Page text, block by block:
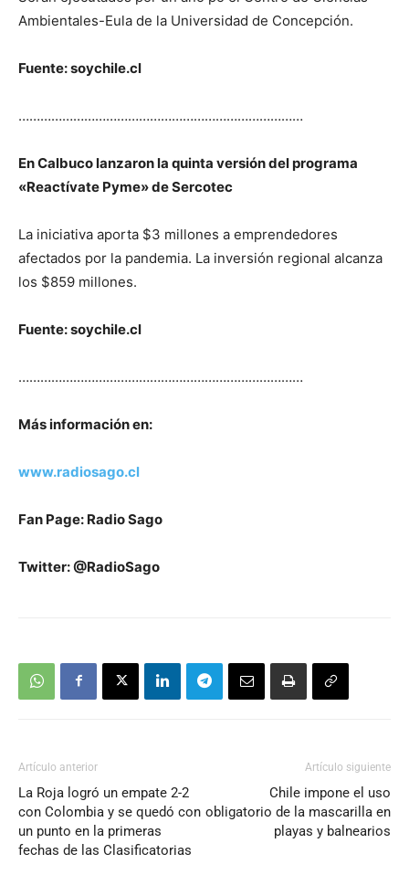
Ambientales-Eula de la Universidad de Concepción.
Fuente: soychile.cl
……………………………………………………………………
En Calbuco lanzaron la quinta versión del programa
«Reactívate Pyme» de Sercotec
La iniciativa aporta $3 millones a emprendedores
afectados por la pandemia. La inversión regional alcanza
los $859 millones.
Fuente: soychile.cl
……………………………………………………………………
Más información en:
www.radiosago.cl
Fan Page: Radio Sago
Twitter: @RadioSago
Artículo anterior
La Roja logró un empate 2-2
con Colombia y se quedó con
un punto en la primeras
fechas de las Clasificatorias
Artículo siguiente
Chile impone el uso
obligatorio de la mascarilla en
playas y balnearios